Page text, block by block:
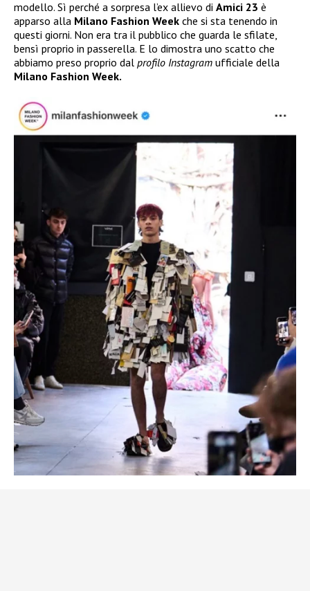
modello. Sì perché a sorpresa l’ex allievo di Amici 23 è
apparso alla Milano Fashion Week che si sta tenendo in
questi giorni. Non era tra il pubblico che guarda le sfilate,
bensì proprio in passerella. E lo dimostra uno scatto che
abbiamo preso proprio dal profilo Instagram ufficiale della
Milano Fashion Week.